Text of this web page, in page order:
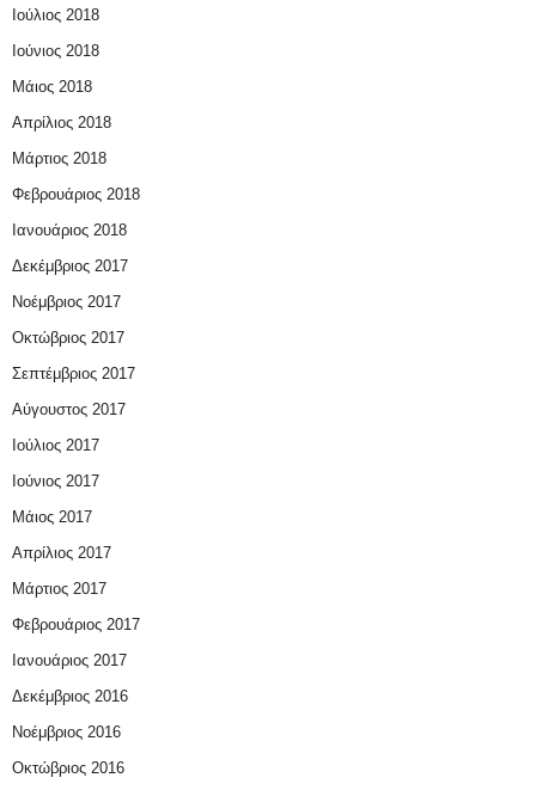
Ιούλιος 2018
Ιούνιος 2018
Μάιος 2018
Απρίλιος 2018
Μάρτιος 2018
Φεβρουάριος 2018
Ιανουάριος 2018
Δεκέμβριος 2017
Νοέμβριος 2017
Οκτώβριος 2017
Σεπτέμβριος 2017
Αύγουστος 2017
Ιούλιος 2017
Ιούνιος 2017
Μάιος 2017
Απρίλιος 2017
Μάρτιος 2017
Φεβρουάριος 2017
Ιανουάριος 2017
Δεκέμβριος 2016
Νοέμβριος 2016
Οκτώβριος 2016